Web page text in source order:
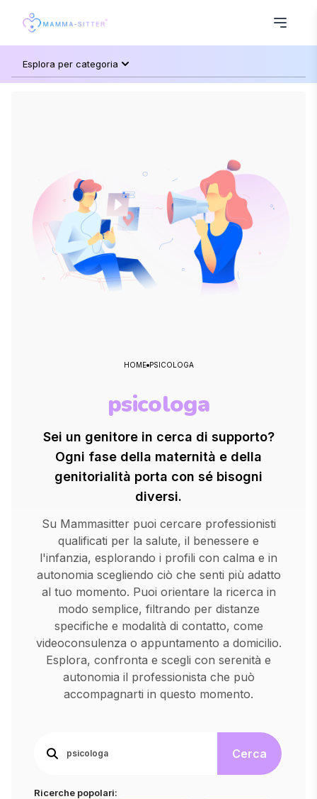
Esplora per categoria
HOME PSICOLOGA
psicologa
Sei un genitore in cerca di supporto?
Ogni fase della maternità e della
genitorialità porta con sé bisogni
diversi.
Su Mammasitter puoi cercare professionisti
qualificati per la salute, il benessere e
l'infanzia, esplorando i profili con calma e in
autonomia scegliendo ciò che senti più adatto
al tuo momento. Puoi orientare la ricerca in
modo semplice, filtrando per distanze
specifiche e modalità di contatto, come
videoconsulenza o appuntamento a domicilio.
Esplora, confronta e scegli con serenità e
autonomia il professionista che può
accompagnarti in questo momento.
Cerca
Ricerche popolari: